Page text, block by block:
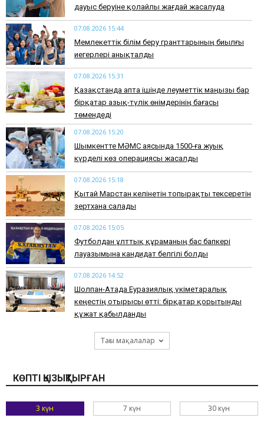
дауыс беруіне қолайлы жағдай жасалуда
07.08.2026 15:44
Мемлекеттік білім беру гранттарының биылғы
иегерлері анықталды
07.08.2026 15:31
Қазақстанда апта ішінде әлеуметтік маңызы бар
бірқатар азық-түлік өнімдерінің бағасы
төмендеді
07.08.2026 15:20
Шымкентте МӘМС аясында 1500-ға жуық
күрделі көз операциясы жасалды
07.08.2026 15:18
Қытай Марстан әкелінетін топырақты тексеретін
зертхана салады
07.08.2026 15:05
Футболдан ұлттық құраманың бас бапкері
лауазымына кандидат белгілі болды
07.08.2026 14:52
Шолпан-Атада Еуразиялық үкіметаралық
кеңестің отырысы өтті: бірқатар қорытынды
құжат қабылданды
Тағы мақалалар
КӨПТІ ҚЫЗЫҚТЫРҒАН
3 күн 7 күн 30 күн